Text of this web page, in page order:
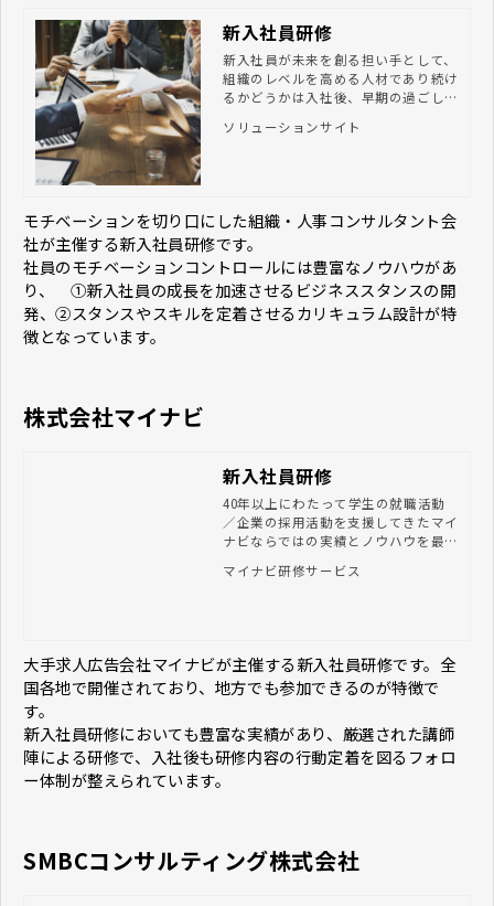
新入社員研修
新入社員が未来を創る担い手として、
組織のレベルを高める人材であり続け
るかどうかは入社後、早期の過ごし方
ションの新入社員研修では「意識変
ソリューションサイト
モチベーションを切り口にした組織・人事コンサルタント会
社が主催する新入社員研修です。
社員のモチベーションコントロールには豊富なノウハウがあ
り、 ①新入社員の成長を加速させるビジネススタンスの開
発、②スタンスやスキルを定着させるカリキュラム設計が特
徴となっています。
株式会社マイナビ
新入社員研修
40年以上にわたって学生の就職活動
／企業の採用活動を支援してきたマイ
ナビならではの実績とノウハウを最大
ん、研修を通じた社員育成、人材マネ
マイナビ研修サービス
大手求人広告会社マイナビが主催する新入社員研修です。全
国各地で開催されており、地方でも参加できるのが特徴で
す。
新入社員研修においても豊富な実績があり、厳選された講師
陣による研修で、入社後も研修内容の行動定着を図るフォロ
ー体制が整えられています。
SMBCコンサルティング株式会社